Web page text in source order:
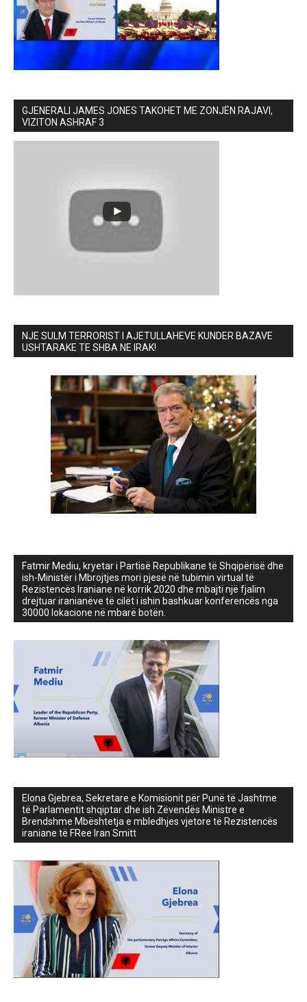
GJENERALI JAMES JONES TAKOHET ME ZONJËN RAJAVI,
VIZITON ASHRAF 3
NJE SULM TERRORIST I AJETULLAHEVE KUNDER BAZAVE
USHTARAKE TE SHBA NE IRAK!
Fatmir Mediu, kryetar i Partisë Republikane të Shqipërisë dhe
ish-Ministër i Mbrojtjes mori pjesë në tubimin virtual të
Rezistencës Iraniane në korrik 2020 dhe mbajti një fjalim
drejtuar iranianëve të cilët i ishin bashkuar konferencës nga
30000 lokacione në mbarë botën.
Elona Gjebrea, Sekretare e Komisionit për Punë të Jashtme
të Parlamentit shqiptar dhe ish Zëvendës Ministre e
Brendshme Mbështetja e mbledhjes vjetore të Rezistencës
iraniane të FRee Iran Smitt